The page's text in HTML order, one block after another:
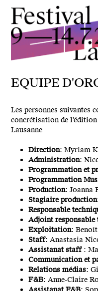
Festival de la
du 4 au 9 juillet
EQUIPE
Les personnes suivantes
concrétisation de
Lausanne
Direction: Myriam
Administration:
Programmation et
Programmation
Production: Joanna
Stagiaire
Responsable
Adjoint
Exploitation:
Staff: Anastasia
Assistanat staff :
Communication et
Relations médias:
F&B: Anne-Claire